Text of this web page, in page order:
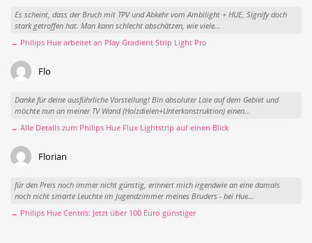
Es scheint, dass der Bruch mit TPV und Abkehr vom Ambilight + HUE, Signify doch
stark getroffen hat. Man kann schlecht abschätzen, wie viele...
→ Philips Hue arbeitet an Play Gradient Strip Light Pro
Flo
Danke für deine ausführliche Vorstellung! Bin absoluter Laie auf dem Gebiet und
möchte nun an meiner TV Wand (Holzdielen+Unterkonstruktion) einen...
→ Alle Details zum Philips Hue Flux Lightstrip auf einen Blick
Florian
für den Preis noch immer nicht günstig, erinnert mich irgendwie an eine damals
noch nicht smarte Leuchte im Jugendzimmer meines Bruders - bei Hue...
→ Philips Hue Centris: Jetzt über 100 Euro günstiger